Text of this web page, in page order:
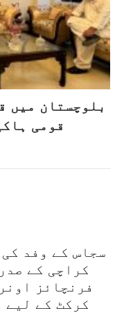
بلوچستان میں
قومی
سجاس کے وفد
کراچی کے
فرنچائز
کرکٹ کے لیے